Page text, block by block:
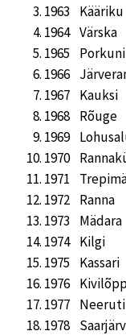
1963
1964
1965
1966
1967
1968
1969
1970
1971
1972
1973
1974 Kilgi
1975
1976
1977
1978